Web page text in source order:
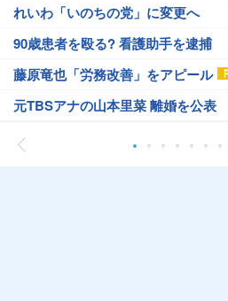
れいわ「いのちの党」に変更へ
90歳患者を殴る? 看護助手を逮捕
藤原竜也「労務改善」をアピール
元TBSアナの山本里菜 離婚を公表